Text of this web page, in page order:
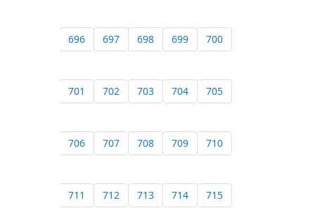
696 697 698 699 700
701 702 703 704 705
706 707 708 709 710
711 712 713 714 715